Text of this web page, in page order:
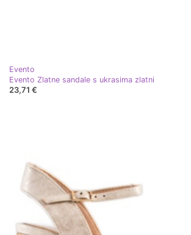
Evento
Evento Zlatne sandale s ukrasima zlatni
23,71 €